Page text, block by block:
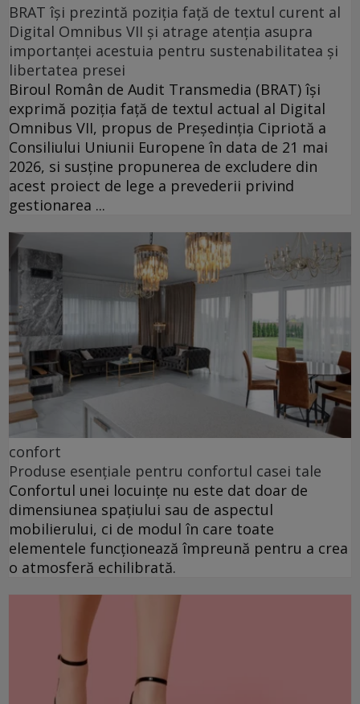
BRAT își prezintă poziția față de textul curent al
Digital Omnibus VII și atrage atenția asupra
importanței acestuia pentru sustenabilitatea și
libertatea presei
Biroul Român de Audit Transmedia (BRAT) își
exprimă poziția față de textul actual al Digital
Omnibus VII, propus de Președinția Cipriotă a
Consiliului Uniunii Europene în data de 21 mai
2026, si susține propunerea de excludere din
acest proiect de lege a prevederii privind
gestionarea ...
confort
Produse esențiale pentru confortul casei tale
Confortul unei locuințe nu este dat doar de
dimensiunea spațiului sau de aspectul
mobilierului, ci de modul în care toate
elementele funcționează împreună pentru a crea
o atmosferă echilibrată.